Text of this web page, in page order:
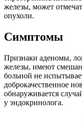
железы, может
опухоли.
Симптомы
Признаки аденомы,
железы, имеют
больной не
доброкачественное
обнаруживается
у эндокринолога.